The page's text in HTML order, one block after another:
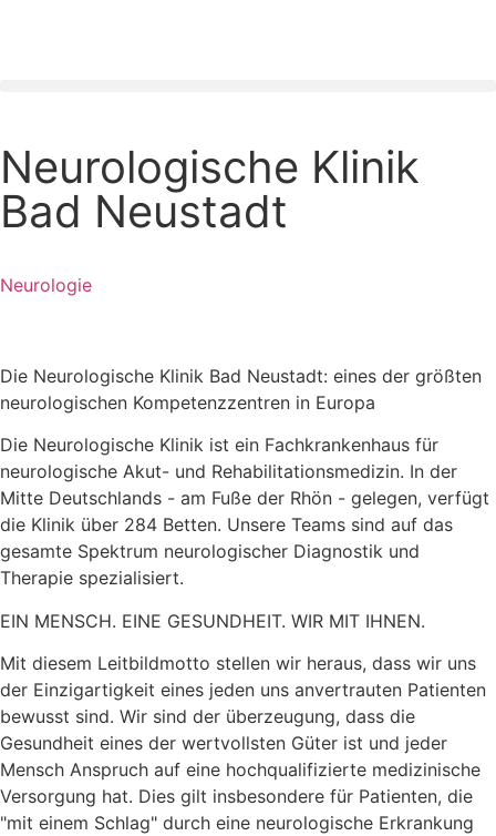
Neurologische Klinik
Bad Neustadt
Neurologie
Die Neurologische Klinik Bad Neustadt: eines der größten
neurologischen Kompetenzzentren in Europa
Die Neurologische Klinik ist ein Fachkrankenhaus für
neurologische Akut- und Rehabilitationsmedizin. In der
Mitte Deutschlands - am Fuße der Rhön - gelegen, verfügt
die Klinik über 284 Betten. Unsere Teams sind auf das
gesamte Spektrum neurologischer Diagnostik und
Therapie spezialisiert.
EIN MENSCH. EINE GESUNDHEIT. WIR MIT IHNEN.
Mit diesem Leitbildmotto stellen wir heraus, dass wir uns
der Einzigartigkeit eines jeden uns anvertrauten Patienten
bewusst sind. Wir sind der überzeugung, dass die
Gesundheit eines der wertvollsten Güter ist und jeder
Mensch Anspruch auf eine hochqualifizierte medizinische
Versorgung hat. Dies gilt insbesondere für Patienten, die
"mit einem Schlag" durch eine neurologische Erkrankung